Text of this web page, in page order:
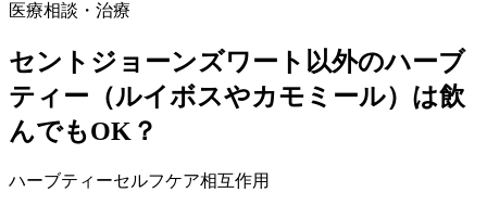
医療相談・治療
セントジョーンズワート以外のハーブ
ティー（ルイボスやカモミール）は飲
んでもOK？
ハーブティーセルフケア相互作用